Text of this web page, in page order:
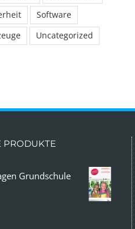
Software
Uncategorized
PRODUKTE
Grundschule